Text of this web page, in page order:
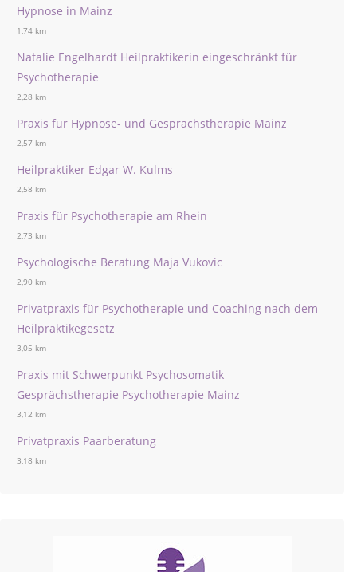
Hypnose in Mainz
1,74 km
Natalie Engelhardt Heilpraktikerin eingeschränkt für
Psychotherapie
2,28 km
Praxis für Hypnose- und Gesprächstherapie Mainz
2,57 km
Heilpraktiker Edgar W. Kulms
2,58 km
Praxis für Psychotherapie am Rhein
2,73 km
Psychologische Beratung Maja Vukovic
2,90 km
Privatpraxis für Psychotherapie und Coaching nach dem
Heilpraktikegesetz
3,05 km
Praxis mit Schwerpunkt Psychosomatik
Gesprächstherapie Psychotherapie Mainz
3,12 km
Privatpraxis Paarberatung
3,18 km